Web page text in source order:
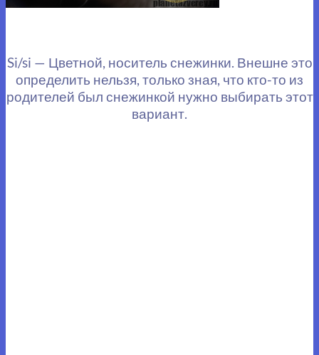
Si/si — Цветной, носитель снежинки. Внешне это
определить нельзя, только зная, что кто-то из
родителей был снежинкой нужно выбирать этот
вариант.